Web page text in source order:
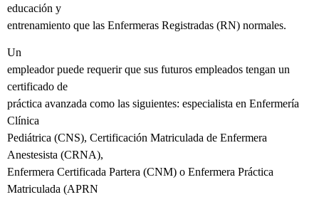
educación y
entrenamiento que las Enfermeras Registradas (RN) normales.
Un
empleador puede requerir que sus futuros empleados tengan un
certificado de
práctica avanzada como las siguientes: especialista en Enfermería
Clínica
Pediátrica (CNS), Certificación Matriculada de Enfermera
Anestesista (CRNA),
Enfermera Certificada Partera (CNM) o Enfermera Práctica
Matriculada (APRN